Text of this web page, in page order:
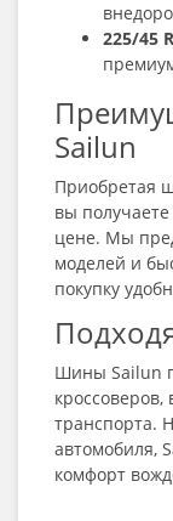
225/45
Sailun
Приобретая
вы
цене. Мы
моделей и
покупку
Шины Sailun
транспорта.
автомобиля,
комфорт